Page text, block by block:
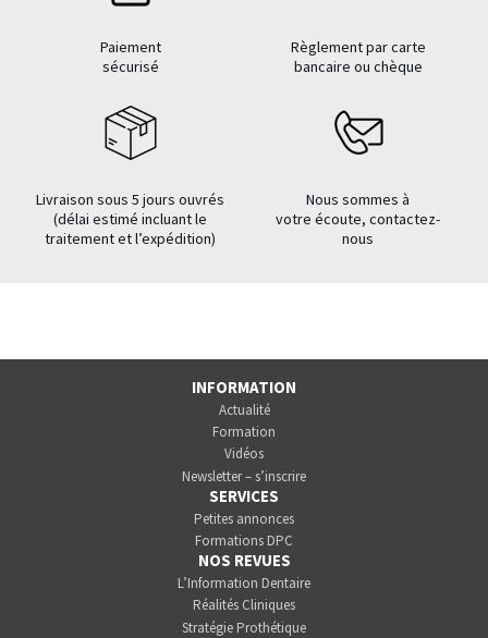
Paiement
sécurisé
Règlement par carte
bancaire ou chèque
Livraison sous 5 jours ouvrés
(délai estimé incluant le
traitement et l’expédition)
Nous sommes à
votre écoute, contactez-
nous
INFORMATION
Actualité
Formation
Vidéos
Newsletter – s’inscrire
SERVICES
Petites annonces
Formations DPC
NOS REVUES
L’Information Dentaire
Réalités Cliniques
Stratégie Prothétique